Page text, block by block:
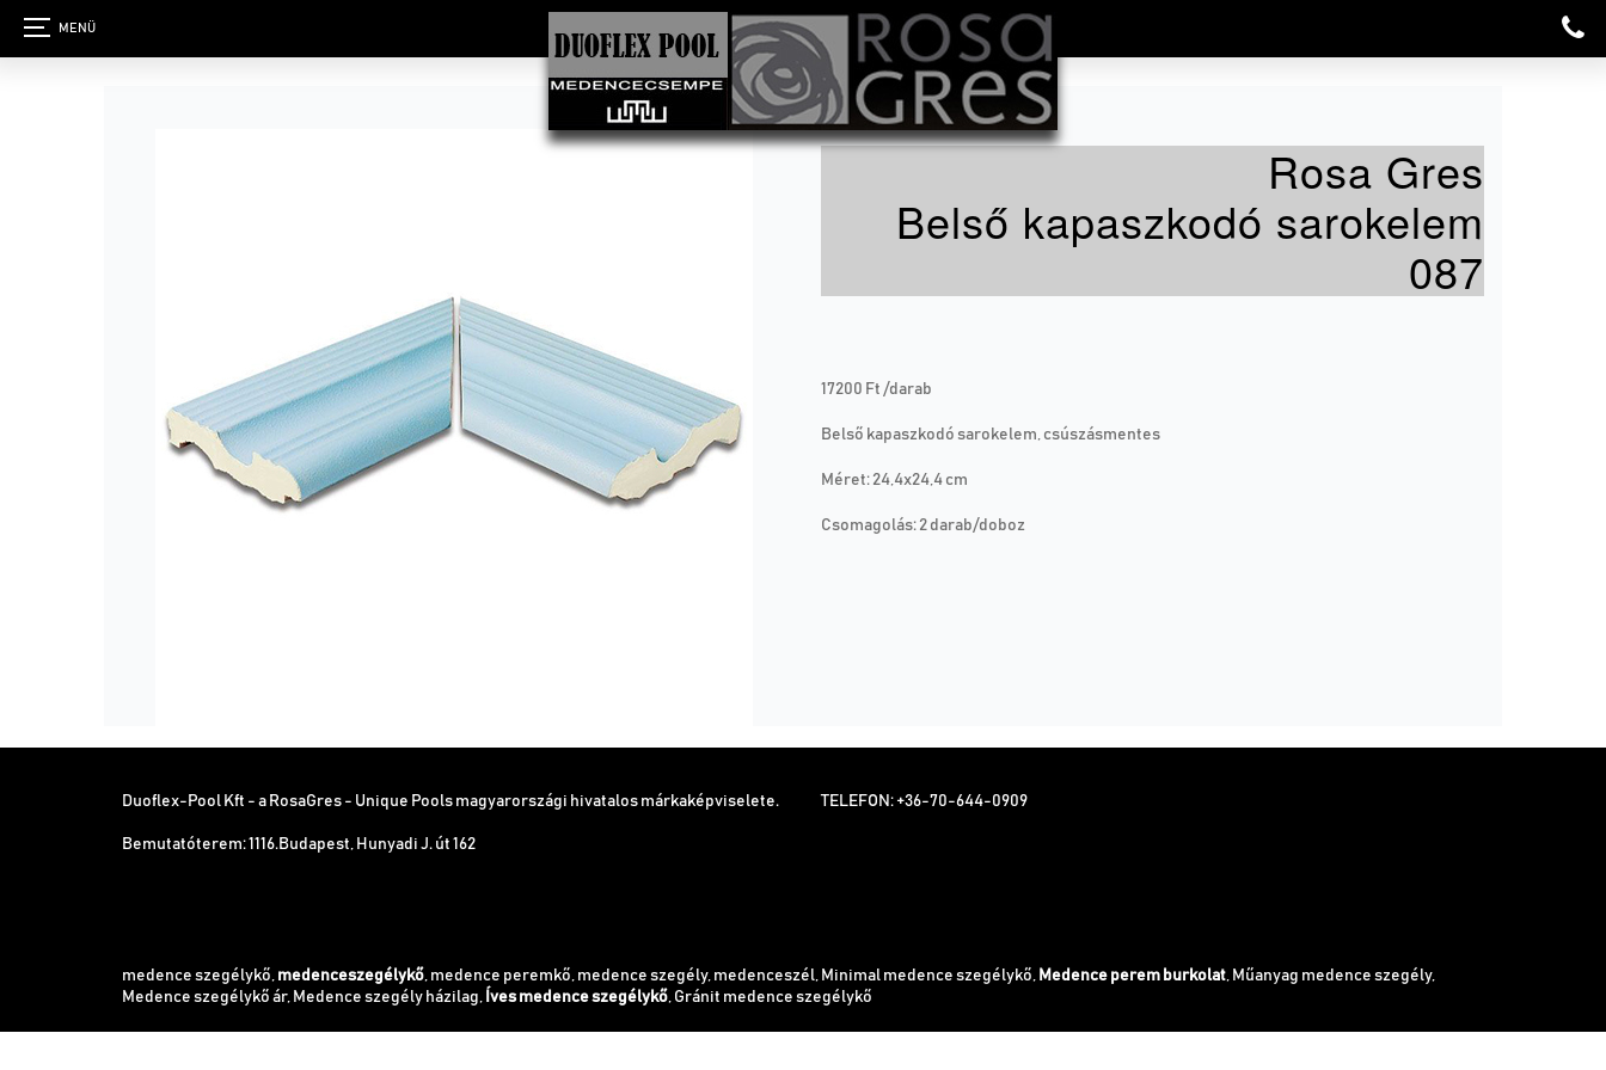
Rosa Gres
Belső kapaszkodó sarokelem
087
17200 Ft /darab
Belső kapaszkodó sarokelem, csúszásmentes
Méret: 24,4x24,4 cm
Csomagolás: 2 darab/doboz
Duoflex-Pool Kft - a RosaGres - Unique Pools magyarországi hivatalos márkaképviselete.
Bemutatóterem: 1116.Budapest, Hunyadi J. út 162
TELEFON: +36-70-644-0909
medence szegélykő, medenceszegélykő, medence peremkő, medence szegély, medenceszél, Minimal medence szegélykő, Medence perem burkolat, Műanyag medence szegély,
Medence szegélykő ár, Medence szegély házilag, Íves medence szegélykő, Gránit medence szegélykő